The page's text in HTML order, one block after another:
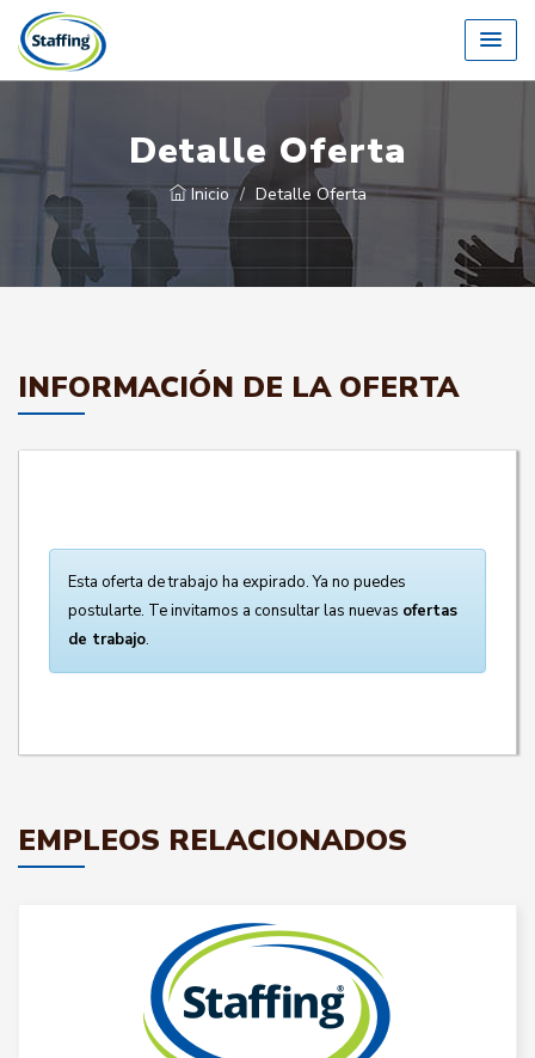
Detalle Oferta
Inicio Detalle Oferta
INFORMACIÓN DE LA OFERTA
Esta oferta de trabajo ha expirado. Ya no puedes
postularte. Te invitamos a consultar las nuevas ofertas
de trabajo.
EMPLEOS RELACIONADOS